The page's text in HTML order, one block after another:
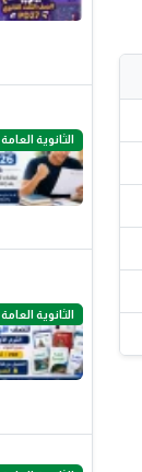
الثانوية العامة
الثانوية العامة